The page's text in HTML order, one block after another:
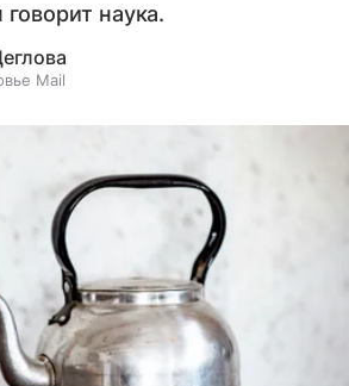
наука.
Mail